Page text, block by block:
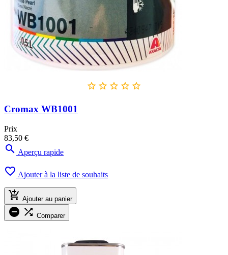
    
Cromax WB1001
Prix
83,50 €
 Aperçu rapide
 Ajouter à la liste de souhaits
 Ajouter au panier
  Comparer